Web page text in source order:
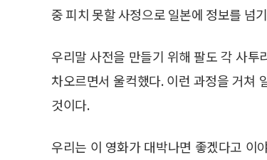
중 피치 못할 사정으로 일본에 정보를 넘
우리말 사전을 만들기 위해 팔도 각 사
차오르면서 울컥했다. 이런 과정을 거쳐
것이다.
우리는 이 영화가 대박나면 좋겠다고 이